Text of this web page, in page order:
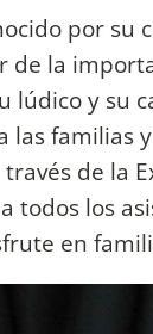
por su
de la
lúdico y su
las familias
de la
todos los
en